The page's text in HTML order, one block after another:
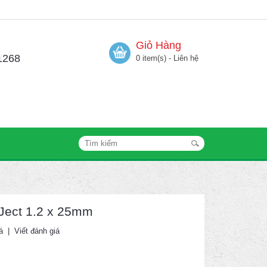
Giỏ Hàng
0 item(s) - Liên hệ
1.2 x 25mm
| Viết đánh giá